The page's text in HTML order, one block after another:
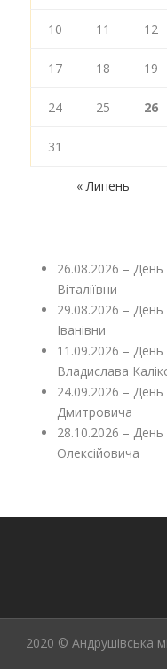
10 11 12
17 18 19
24 25 26
31
« Липень
26.08.2026 –
Віталіївни
29.08.2026 –
Іванівни
11.09.2026 –
Владислава
24.09.2026 –
Дмитровича
28.10.2026 –
Олексійовича
2020 © Андрушівська